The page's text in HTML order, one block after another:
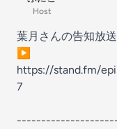
Host
葉月さんの告知放
▶︎
https://stand.fm/
7